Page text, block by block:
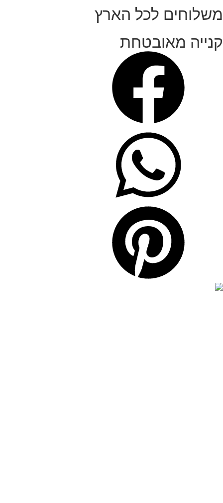
משלוחים לכל הארץ
קנייה מאובטחת